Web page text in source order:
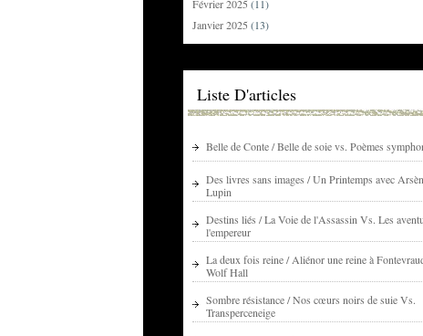
Février 2025 (11)
Janvier 2025 (13)
Liste D'articles
Belle de Conte / Belle de soie vs. Poèmes
Des livres sans images / Un Printemps avec
Lupin
Destins liés / La Voie de l'Assassin Vs. Les
l'empereur
La deux fois reine / Aliénor une reine à
Wolf Hall
Sombre résistance / Nos cœurs noirs de suie Vs.
Transperceneige